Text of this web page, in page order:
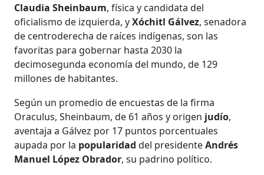
Claudia Sheinbaum, física y candidata del
oficialismo de izquierda, yXóchitl Gálvez, senadora
de centroderecha de raíces indígenas, son las
favoritas para gobernar hasta 2030 la
decimosegunda economía del mundo, de 129
millones de habitantes.
Según un promedio de encuestas de la firma
Oraculus, Sheinbaum, de 61 años y origen judío,
aventaja a Gálvez por 17 puntos porcentuales
aupada por la popularidad del presidenteAndrés
Manuel López Obrador, su padrino político.